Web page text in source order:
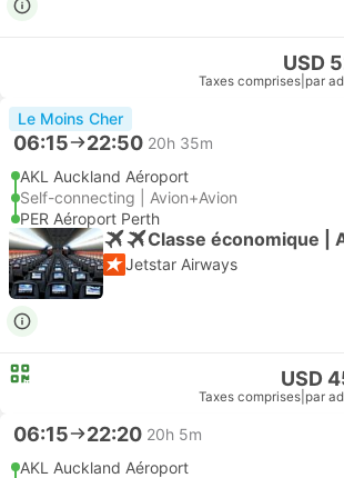
USD
Taxes comprises par
Le Moins Cher
06:15 22:50 20h 35m
AKL Auckland Aéroport
Self-connecting | Avion+Avion
PER Aéroport Perth
Classe économique |
Jetstar Airways
USD
Taxes comprises par
06:15 22:20 20h 5m
AKL Auckland Aéroport